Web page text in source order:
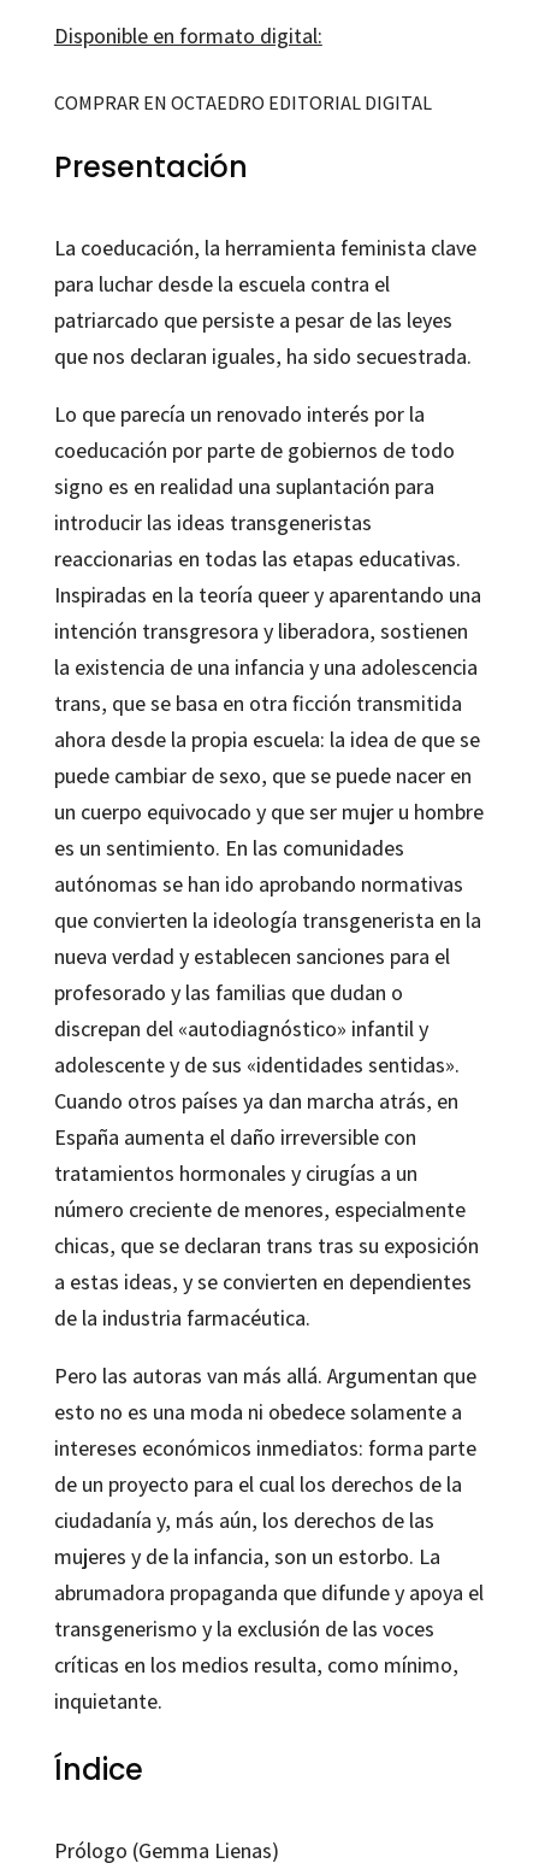
Disponible en formato digital:
COMPRAR EN OCTAEDRO EDITORIAL DIGITAL
Presentación
La coeducación, la herramienta feminista clave
para luchar desde la escuela contra el
patriarcado que persiste a pesar de las leyes
que nos declaran iguales, ha sido secuestrada.
Lo que parecía un renovado interés por la
coeducación por parte de gobiernos de todo
signo es en realidad una suplantación para
introducir las ideas transgeneristas
reaccionarias en todas las etapas educativas.
Inspiradas en la teoría queer y aparentando una
intención transgresora y liberadora, sostienen
la existencia de una infancia y una adolescencia
trans, que se basa en otra ficción transmitida
ahora desde la propia escuela: la idea de que se
puede cambiar de sexo, que se puede nacer en
un cuerpo equivocado y que ser mujer u hombre
es un sentimiento. En las comunidades
autónomas se han ido aprobando normativas
que convierten la ideología transgenerista en la
nueva verdad y establecen sanciones para el
profesorado y las familias que dudan o
discrepan del «autodiagnóstico» infantil y
adolescente y de sus «identidades sentidas».
Cuando otros países ya dan marcha atrás, en
España aumenta el daño irreversible con
tratamientos hormonales y cirugías a un
número creciente de menores, especialmente
chicas, que se declaran trans tras su exposición
a estas ideas, y se convierten en dependientes
de la industria farmacéutica.
Pero las autoras van más allá. Argumentan que
esto no es una moda ni obedece solamente a
intereses económicos inmediatos: forma parte
de un proyecto para el cual los derechos de la
ciudadanía y, más aún, los derechos de las
mujeres y de la infancia, son un estorbo. La
abrumadora propaganda que difunde y apoya el
transgenerismo y la exclusión de las voces
críticas en los medios resulta, como mínimo,
inquietante.
Índice
Prólogo (Gemma Lienas)